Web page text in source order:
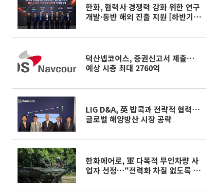
한화, 협력사 경쟁력 강화 위한 연구
개발·동반 해외 진출 지원 [하반기
덕산넵코어스, 증권신고서 제출…
예상 시총 최대 2760억
LIG D&A, 英 밥콕과 전략적 협력…
글로벌 해양방산 시장 공략
한화에어로, 軍 다목적 무인차량 사
업자 선정…“전력화 차질 없도록 최